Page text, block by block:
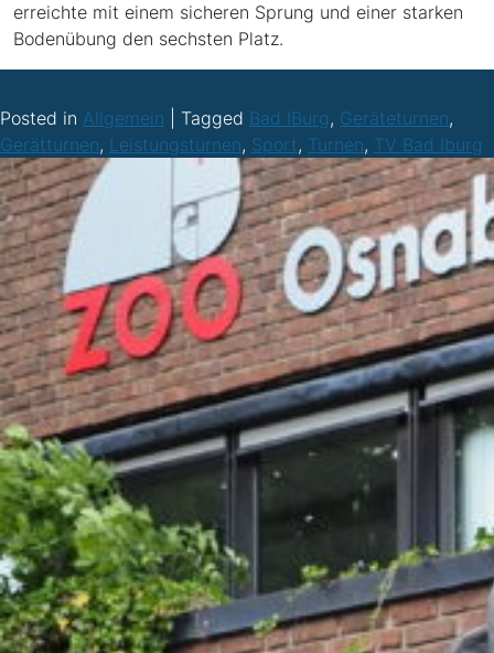
erreichte mit einem sicheren Sprung und einer starken
Bodenübung den sechsten Platz.
Posted in Allgemein Tagged Bad IBurg, Geräteturnen,
Gerätturnen, Leistungsturnen, Sport, Turnen, TV Bad Iburg